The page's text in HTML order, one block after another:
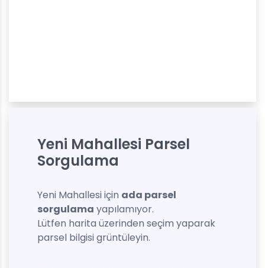
Yeni Mahallesi Parsel
Sorgulama
Yeni Mahallesi için ada parsel
sorgulama yapılamıyor.
Lütfen harita üzerinden seçim yaparak
parsel bilgisi grüntüleyin.